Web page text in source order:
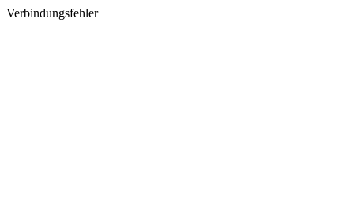
Verbindungsfehler